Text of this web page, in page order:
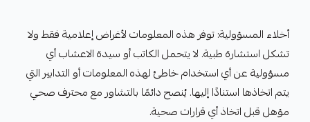
أخلاء المسؤولية: توفر هذه المعلومات لأغراض إعلامية فقط ولا
تشكل استشارة طبية. لا يتحمل الكاتب أو سيدة الاعشاب أي
مسؤولية عن أي استخدام خاطئ لهذه المعلومات أو التدابير التي
يتم اتخاذها استنادًا إليها. يُنصح دائمًا بالتشاور مع محترف صحي
مؤهل قبل اتخاذ أي قرارات صحية.